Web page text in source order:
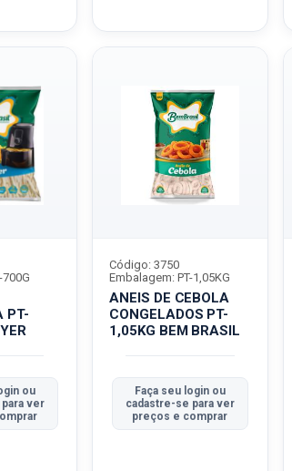
PT-
ou
ver
ANEIS DE CEBOLA
CONGELADOS PT-
1,05KG BEM BRASIL
Código: 3750
Embalagem: PT-1,05KG
Faça seu login ou
cadastre-se para ver
preços e comprar